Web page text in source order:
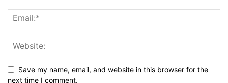
Save my name, email, and website in this browser for the
next time I comment.